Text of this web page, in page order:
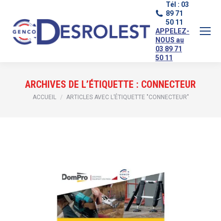
Tél : 03
89 71
50 11
APPELEZ-
NOUS au
03 89 71
50 11
ARCHIVES DE L’ÉTIQUETTE : CONNECTEUR
Vous êtes ici :
ACCUEIL ARTICLES AVEC L’ÉTIQUETTE "CONNECTEUR"